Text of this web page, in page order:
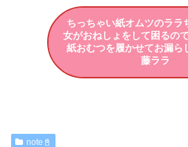
ちっちゃい紙オムツのララ
女がおねしょをして困るの
紙おむつを履かせてお漏ら
藤ララ
note📓